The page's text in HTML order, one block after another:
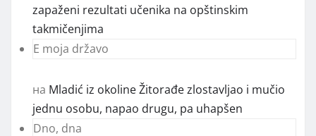
zapaženi rezultati učenika na opštinskim
takmičenjima
E moja državo
на Mladić iz okoline Žitorađe zlostavljao i mučio
jednu osobu, napao drugu, pa uhapšen
Dno, dna